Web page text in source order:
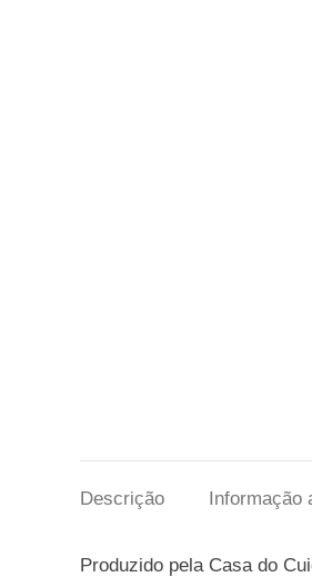
Descrição Informação
Produzido pela Casa do